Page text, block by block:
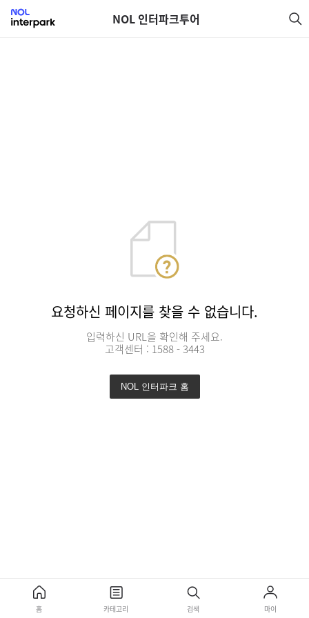
NOL 인터파크투어
요청하신 페이지를 찾을 수 없습니다.
입력하신 URL을 확인해 주세요.
고객센터 : 1588 - 3443
NOL 인터파크 홈
홈 카테고리 검색 마이